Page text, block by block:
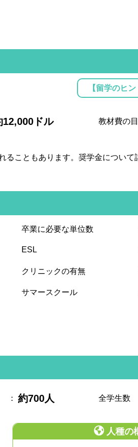
【留学のヒ
12,000ドル 教材費の
こともあります。奨学金について
卒業に必要な単位数
ESL
クリニックの有無
サマースクール
： 約700人 全学生数
人種の